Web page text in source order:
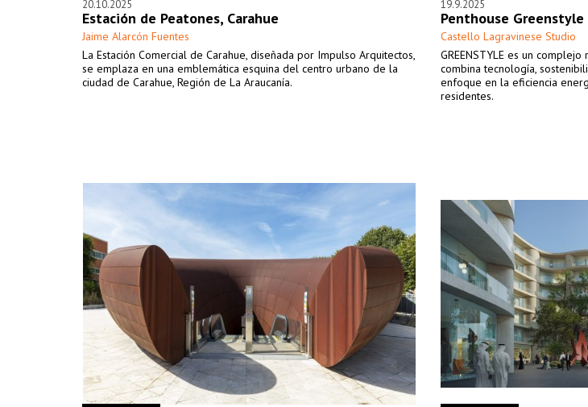
20.10.2025
Estación de Peatones, Carahue
Jaime Alarcón Fuentes
La Estación Comercial de Carahue, diseñada por Impulso Arquitectos,
se emplaza en una emblemática esquina del centro urbano de la
ciudad de Carahue, Región de La Araucanía.
19.9.2025
Penthouse Greenstyle
Castello Lagravinese Studio
GREENSTYLE es un
combina tecnología,
enfoque en la eficiencia
residentes.